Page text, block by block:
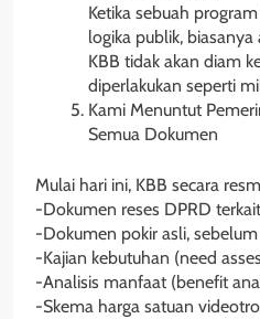
Ketika sebuah
logika publik,
KBB tidak akan diam
diperlakukan seperti
Kami Menuntut
Semua Dokumen
Mulai hari ini, KBB secara
-Dokumen reses DPRD
-Dokumen pokir asli,
-Kajian kebutuhan (need
-Analisis manfaat (benefit
-Skema harga satuan